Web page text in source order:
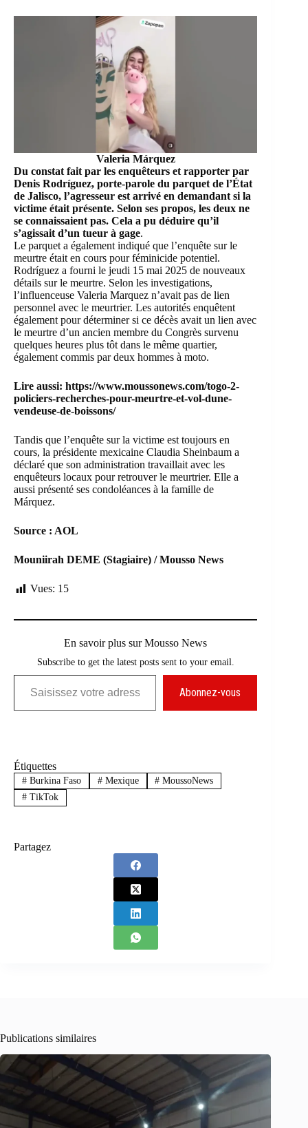
Valeria Márquez
Du constat fait par les enquêteurs et rapporter par
Denis Rodríguez, porte-parole du parquet de l’État
de Jalisco, l’agresseur est arrivé en demandant si la
victime était présente. Selon ses propos, les deux ne
se connaissaient pas. Cela a pu déduire qu’il
s’agissait d’un tueur à gage.
Le parquet a également indiqué que l’enquête sur le
meurtre était en cours pour féminicide potentiel.
Rodríguez a fourni le jeudi 15 mai 2025 de nouveaux
détails sur le meurtre. Selon les investigations,
l’influenceuse Valeria Marquez n’avait pas de lien
personnel avec le meurtrier. Les autorités enquêtent
également pour déterminer si ce décès avait un lien avec
le meurtre d’un ancien membre du Congrès survenu
quelques heures plus tôt dans le même quartier,
également commis par deux hommes à moto.
Lire aussi: https://www.moussonews.com/togo-2-
policiers-recherches-pour-meurtre-et-vol-dune-
vendeuse-de-boissons/
Tandis que l’enquête sur la victime est toujours en
cours, la présidente mexicaine Claudia Sheinbaum a
déclaré que son administration travaillait avec les
enquêteurs locaux pour retrouver le meurtrier. Elle a
aussi présenté ses condoléances à la famille de
Márquez.
Source : AOL
Mouniirah DEME (Stagiaire) / Mousso News
Vues: 15
En savoir plus sur Mousso News
Subscribe to get the latest posts sent to your email.
Saisissez votre adresse e-mail…
Abonnez-vous
Étiquettes
#Burkina Faso #Mexique # MoussoNews
#TikTok
Partagez
Publications similaires